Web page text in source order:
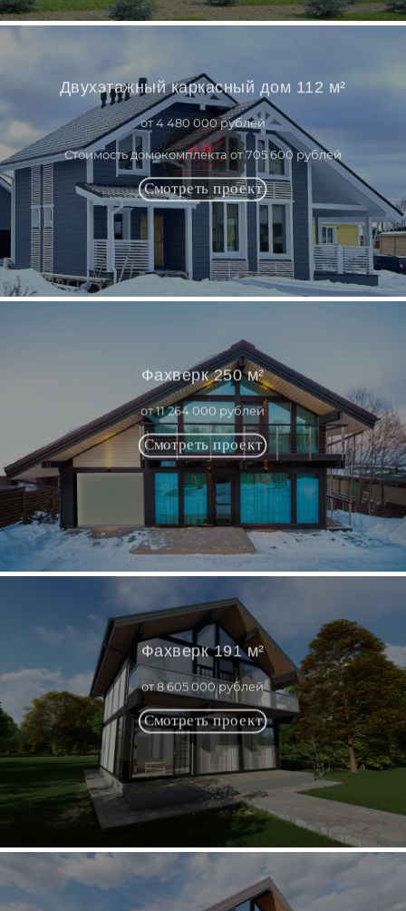
Двухэтажный каркасный дом 112 м²
от 4 480 000 рублей
Стоимость домокомплекта от 705 600 рублей
Фахверк 250 м²
от 11 264 000 рублей
Фахверк 191 м²
от 8 605 000 рублей